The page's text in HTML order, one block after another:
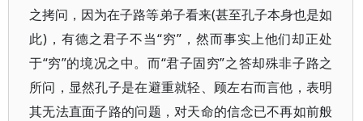
之拷问，因为在子路等弟子看来(甚至孔子本身也是如
此)，有德之君子不当“穷”，然而事实上他们却正处
于“穷”的境况之中。而“君子固穷”之答却殊非子路之
所问，显然孔子是在避重就轻、顾左右而言他，表明
其无法直面子路的问题，对天命的信念已不再如前般